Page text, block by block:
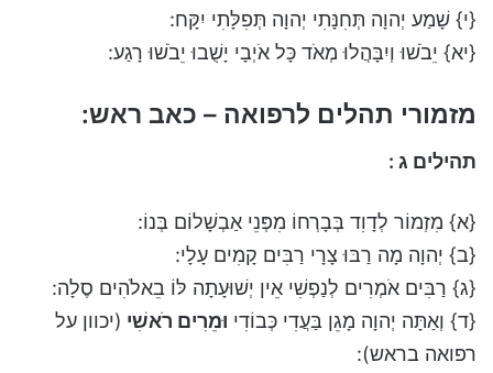
{י} שָׁמַע יְהוָה תְּחִנָּתִי יְהוָה תְּפִלָּתִי יִקָּח:
{יא} יֵבֹשׁוּ וְיִבָּהֲלוּ מְאֹד כָּל אֹיְבָי יָשֻׁבוּ יֵבֹשׁוּ רָגַע:
מזמורי תהלים לרפואה – כאב ראש:
תהילים ג :
{א} מִזְמוֹר לְדָוִד בְּבָרְחוֹ מִפְּנֵי אַבְשָׁלוֹם בְּנוֹ:
{ב} יְהוָה מָה רַבּוּ צָרָי רַבִּים קָמִים עָלָי:
{ג} רַבִּים אֹמְרִים לְנַפְשִׁי אֵין יְשׁוּעָתָה לּוֹ בֵאלֹהִים סֶלָה:
{ד} וְאַתָּה יְהוָה מָגֵן בַּעֲדִי כְּבוֹדִי וּמֵרִים רֹאשִׁי (יכוון על
רפואה בראש):